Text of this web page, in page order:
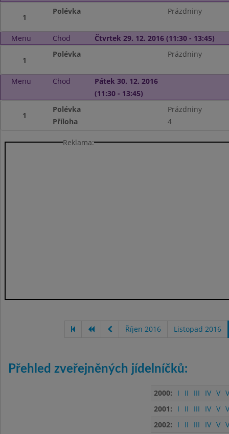
1
Polévka Prázdniny
Menu Chod Čtvrtek 29. 12. 2016 (11:30 - 13:45)
1
Polévka Prázdniny
Menu Chod
Pátek 30. 12. 2016
(11:30 - 13:45)
1
Polévka
Prázdniny
Příloha
4
Reklama:
Říjen 2016 Listopad 2016
Přehled zveřejněných jídelníčků:
2000: I II III IV V
2001:
I II III IV V
2002:
I II III IV V